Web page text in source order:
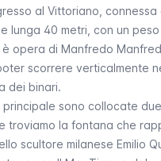
al Vittoriano, connessa
lunga 40 metri, con un peso
opera di Manfredo
scorrere verticalmente
dei binari.
principale sono collocate due
troviamo la fontana che
scultore milanese Emilio